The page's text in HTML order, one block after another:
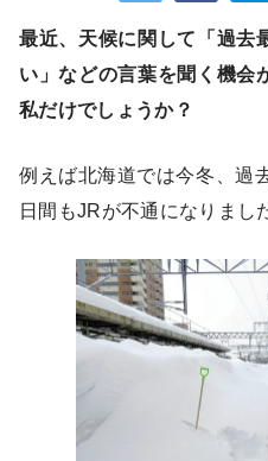
最近、天候に関して「過去
い」などの言葉を聞く機会
私だけでしょうか？
例えば北海道では今冬、過
日間もJRが不通になりまし